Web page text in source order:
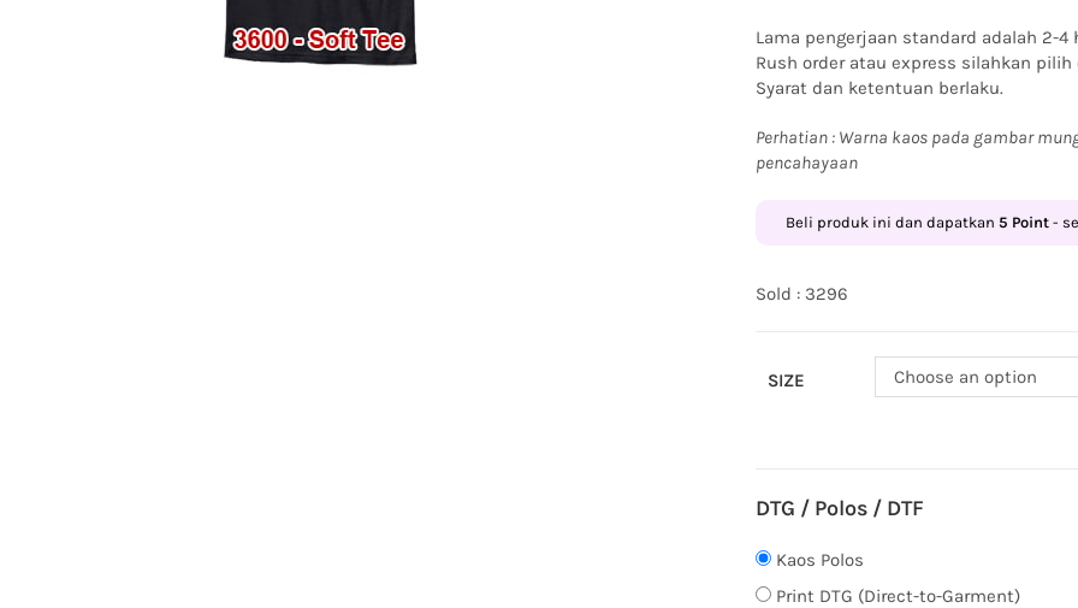
Lama pengerjaan standard adalah 2-4
Rush order atau express silahkan pilih
Syarat dan ketentuan berlaku.
Perhatian : Warna kaos pada gambar
pencahayaan
Beli produk ini dan dapatkan 5 Point-
Sold : 3296
SIZE Choose an option
DTG / Polos / DTF
Kaos Polos
Print DTG (Direct-to-Garment)